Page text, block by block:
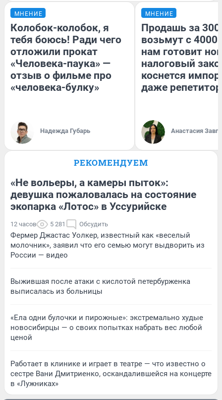
МНЕНИЕ
Колобок-колобок, я
тебя боюсь! Ради чего
отложили прокат
«Человека-паука» —
отзыв о фильме про
«человека-булку»
Надежда Губарь
МНЕНИЕ
Продашь за
возьмут с
нам готовит
налоговый
коснется
даже
Анастасия
РЕКОМЕНДУЕМ
«Не вольеры, а камеры пыток»:
девушка пожаловалась на состояние
экопарка «Лотос» в Уссурийске
12 часов 5 281 Обсудить
Фермер Джастас Уолкер, известный как «веселый
молочник», заявил что его семью могут выдворить из
России — видео
Выжившая после атаки с кислотой петербурженка
выписалась из больницы
«Ела одни булочки и пирожные»: экстремально худые
новосибирцы — о своих попытках набрать вес любой
ценой
Работает в клинике и играет в театре — что известно о
сестре Вани Дмитриенко, оскандалившейся на концерте
в «Лужниках»